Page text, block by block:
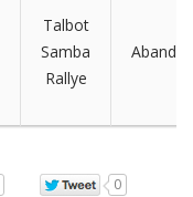
Talbot
Samba
Rallye
0